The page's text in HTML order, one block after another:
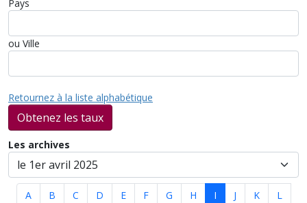
Pays
ou Ville
Retournez à la liste alphabétique
Obtenez les taux
Les archives
A B C D E F G H I J K
L